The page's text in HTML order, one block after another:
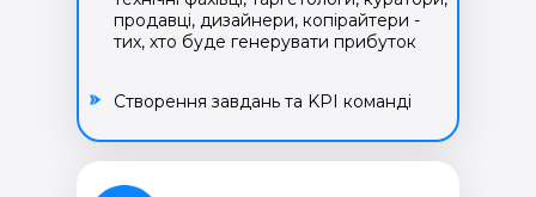
продавці, дизайнери, копірайтери -
тих, хто буде генерувати прибуток
Створення завдань та KPI команді